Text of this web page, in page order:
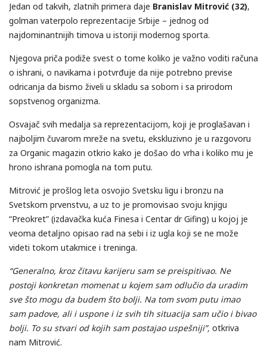
Jedan od takvih, zlatnih primera daje Branislav Mitrović (32),
golman vaterpolo reprezentacije Srbije – jednog od
najdominantnijih timova u istoriji modernog sporta.
Njegova priča podiže svest o tome koliko je važno voditi računa
o ishrani, o navikama i potvrđuje da nije potrebno previse
odricanja da bismo živeli u skladu sa sobom i sa prirodom
sopstvenog organizma.
Osvajač svih medalja sa reprezentacijom, koji je proglašavan i
najboljim čuvarom mreže na svetu, ekskluzivno je u razgovoru
za Organic magazin otkrio kako je došao do vrha i koliko mu je
hrono ishrana pomogla na tom putu.
Mitrović je prošlog leta osvojio Svetsku ligu i bronzu na
Svetskom prvenstvu, a uz to je promovisao svoju knjigu
“Preokret” (izdavačka kuća Finesa i Centar dr Gifing) u kojoj je
veoma detaljno opisao rad na sebi i iz ugla koji se ne može
videti tokom utakmice i treninga.
“Generalno, kroz čitavu karijeru sam se preispitivao. Ne
postoji konkretan momenat u kojem sam odlučio da uradim
sve što mogu da budem što bolji. Na tom svom putu imao
sam padove, ali i uspone i iz svih tih situacija sam učio i bivao
bolji. To su stvari od kojih sam postajao uspešniji”, otkriva
nam Mitrović.